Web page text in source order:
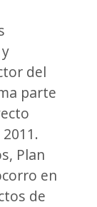
del
parte
Plan
en
de